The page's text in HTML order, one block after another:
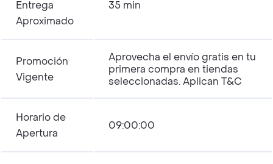
Entrega
Aproximado
35 min
Promoción
Vigente
Aprovecha el envío gratis en tu
primera compra en tiendas
seleccionadas. Aplican T&C
Horario de
Apertura
09:00:00